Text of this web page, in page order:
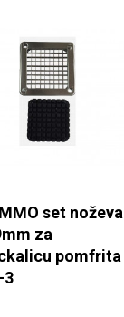
set noževa
za
pomfrita
3